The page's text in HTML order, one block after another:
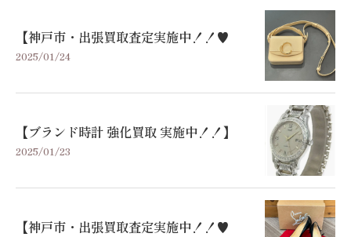
【神戸市・出張買取査定実施中！！♥
2025/01/24
【ブランド時計 強化買取 実施中！！】
2025/01/23
【神戸市・出張買取査定実施中！！♥